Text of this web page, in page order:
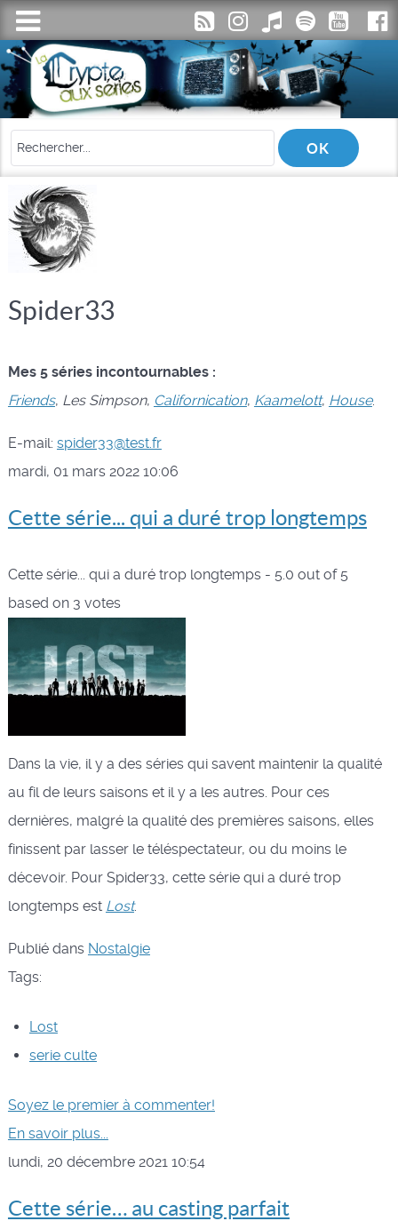
Spider33
Mes 5 séries incontournables :
Friends, Les Simpson, Californication, Kaamelott, House.
E-mail: spider33@test.fr
mardi, 01 mars 2022 10:06
Cette série... qui a duré trop longtemps
Cette série... qui a duré trop longtemps- 5.0 out of 5
based on 3 votes
Dans la vie, il y a des séries qui savent maintenir la qualité
au fil de leurs saisons et il y a les autres. Pour ces
dernières, malgré la qualité des premières saisons, elles
finissent par lasser le téléspectateur, ou du moins le
décevoir. Pour Spider33, cette série qui a duré trop
longtemps est Lost.
Publié dans Nostalgie
Tags:
Lost
serie culte
Soyez le premier à commenter!
En savoir plus...
lundi, 20 décembre 2021 10:54
Cette série… au casting parfait